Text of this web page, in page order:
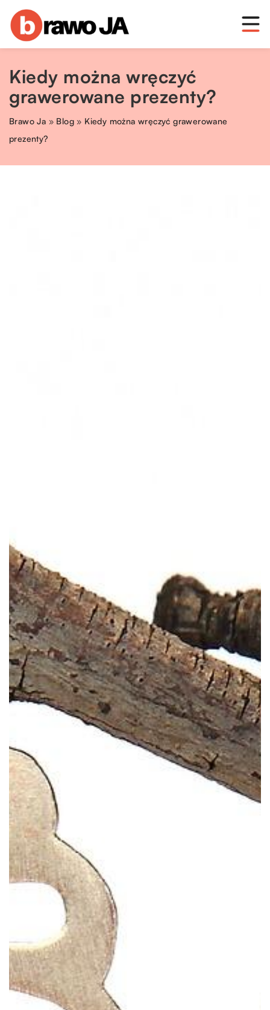
Kiedy można wręczyć
grawerowane prezenty?
Brawo Ja » Blog » Kiedy można wręczyć grawerowane
prezenty?